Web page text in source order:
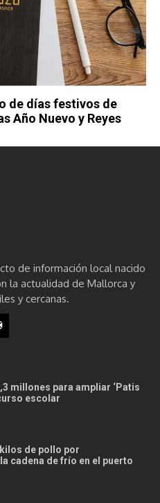
de días festivos de
Año Nuevo y Reyes
de información local nacido
la actualidad de Mallorca y
y cercanas.
millones para ampliar ‘Patis
escolar
de pollo por
cadena de frío en el puerto